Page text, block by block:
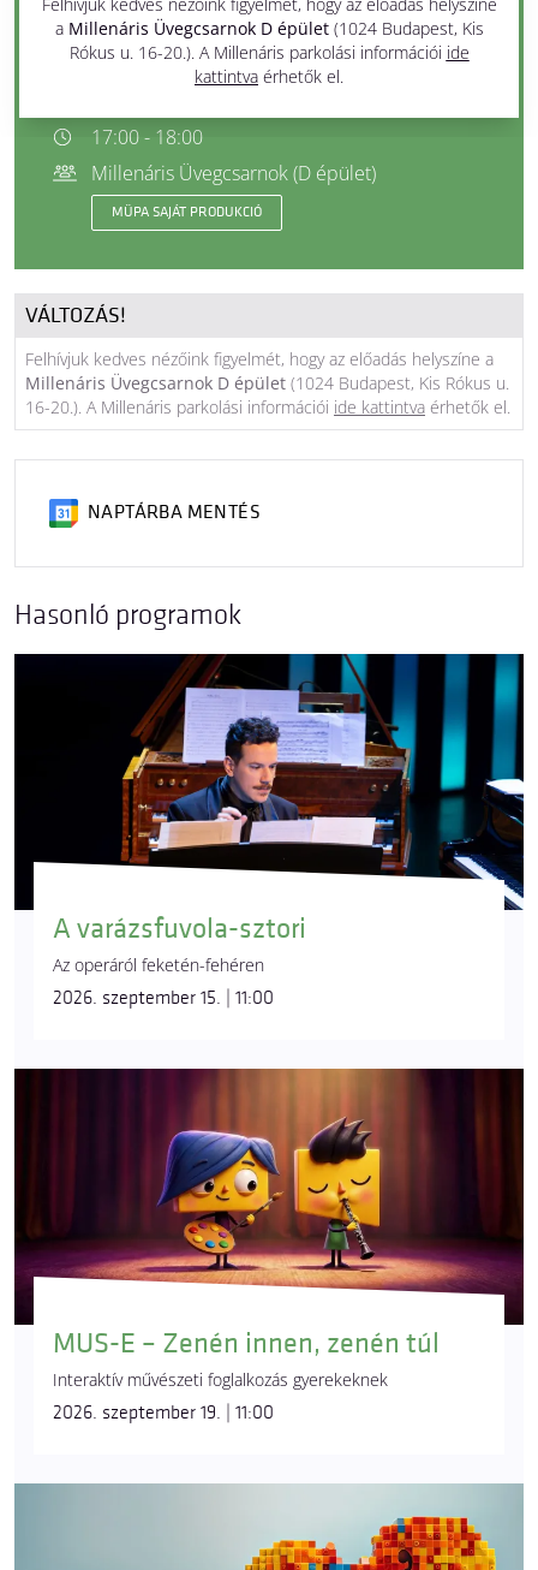
a Millenáris Üvegcsarnok D épület(1024 Budapest, Kis
Rókus u. 16-20.). A Millenáris parkolási információi ide
kattintva érhetők el.
kihelyezett előadása
Téli újcirkusz-mese
17:00 - 18:00
Millenáris Üvegcsarnok (D épület)
MÜPA SAJÁT PRODUKCIÓ
VÁLTOZÁS!
Felhívjuk kedves nézőink figyelmét, hogy az előadás helyszíne a
Millenáris Üvegcsarnok D épület (1024 Budapest, Kis Rókus u.
16-20.). A Millenáris parkolási információi ide kattintva érhetők el.
NAPTÁRBA MENTÉS
Hasonló programok
A varázsfuvola-sztori
Az operáról feketén-fehéren
2026. szeptember 15. | 11:00
MUS-E – Zenén innen, zenén túl
Interaktív művészeti foglalkozás gyerekeknek
2026. szeptember 19. | 11:00